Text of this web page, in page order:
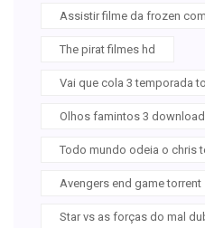
Assistir filme da frozen
The pirat filmes hd
Vai que cola 3 temporada
Olhos famintos 3
Todo mundo odeia o chris
Avengers end game torrent
Star vs as forças do mal